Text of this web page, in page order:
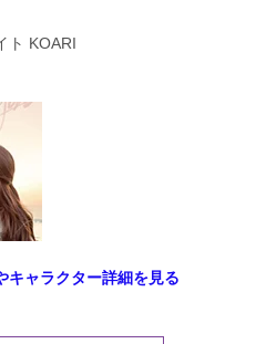
ト KOARI
キャラクター詳細を見る